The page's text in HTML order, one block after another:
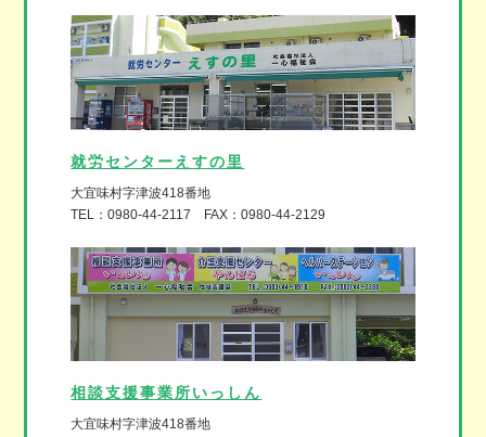
就労センターえすの里
大宜味村字津波418番地
TEL：0980-44-2117 FAX：0980-44-2129
相談支援事業所いっしん
大宜味村字津波418番地